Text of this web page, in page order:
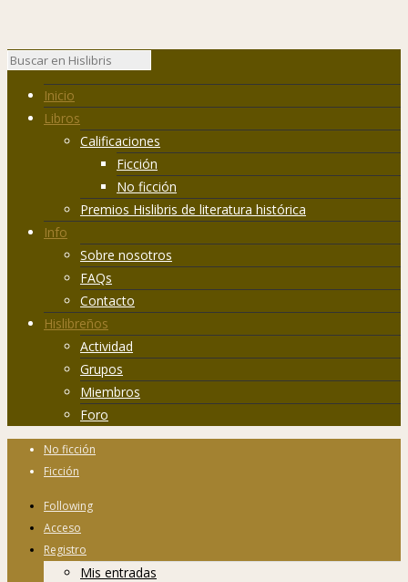
Inicio
Libros
Calificaciones
Ficción
No ficción
Premios Hislibris de literatura histórica
Info
Sobre nosotros
FAQs
Contacto
Hislibreños
Actividad
Grupos
Miembros
Foro
No ficción
Ficción
Following
Acceso
Registro
Mis entradas